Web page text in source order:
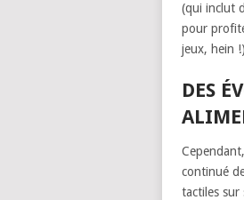
(qui inclut
pour
jeux, hein
DES
continué
tactiles sur